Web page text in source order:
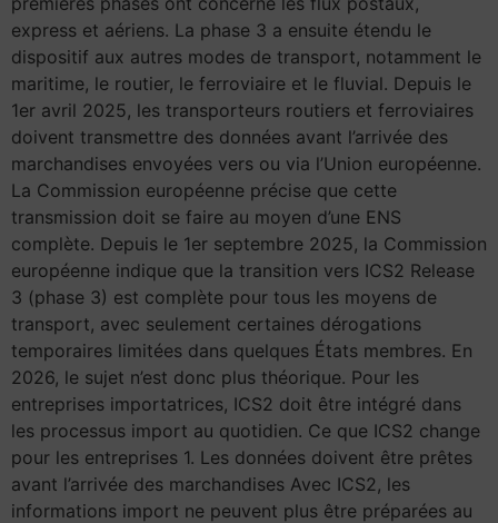
express et aériens. La phase 3 a ensuite étendu le
dispositif aux autres modes de transport, notamment le
maritime, le routier, le ferroviaire et le fluvial. Depuis le
1er avril 2025, les transporteurs routiers et ferroviaires
doivent transmettre des données avant l’arrivée des
marchandises envoyées vers ou via l’Union européenne.
La Commission européenne précise que cette
transmission doit se faire au moyen d’une ENS
complète. Depuis le 1er septembre 2025, la Commission
européenne indique que la transition vers ICS2 Release
3 (phase 3) est complète pour tous les moyens de
transport, avec seulement certaines dérogations
temporaires limitées dans quelques États membres. En
2026, le sujet n’est donc plus théorique. Pour les
entreprises importatrices, ICS2 doit être intégré dans
les processus import au quotidien. Ce que ICS2 change
pour les entreprises 1. Les données doivent être prêtes
avant l’arrivée des marchandises Avec ICS2, les
informations import ne peuvent plus être préparées au